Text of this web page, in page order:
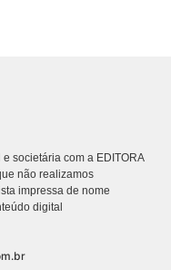
societária com a EDITORA
não realizamos
impressa de nome
digital